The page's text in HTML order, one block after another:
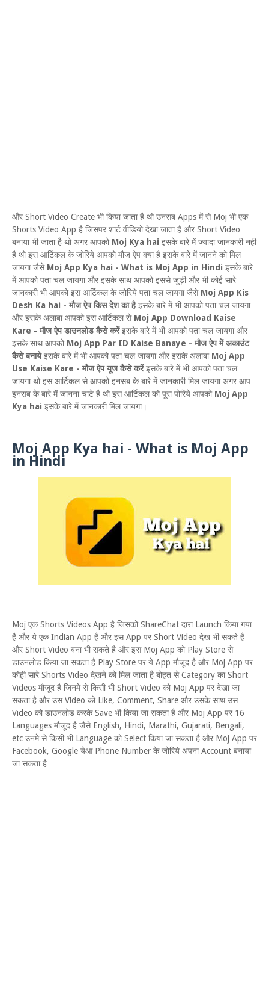
और Short Video Create भी किया जाता है थो उनसब Apps में से Moj भी एक
Shorts Video App है जिसपर शार्ट वीडियो देखा जाता है और Short Video
बनाया भी जाता है थो अगर आपको Moj Kya hai इसके बारे में ज्यादा जानकारी नही
है थो इस आर्टिकल के जोरिये आपको मौज ऐप क्या है इसके बारे में जानने को मिल
जायगा जैसे Moj App Kya hai - What is Moj App in Hindi इसके बारे
में आपको पता चल जायगा और इसके साथ आपको इससे जुड़ी और भी कोई सारे
जानकारी भी आपको इस आर्टिकल के जोरिये पता चल जायगा जैसे Moj App Kis
Desh Ka hai - मौज ऐप किस देश का हैइसके बारे में भी आपको पता चल जायगा
और इसके अलाबा आपको इस आर्टिकल से Moj App Download Kaise
Kare - मौज ऐप डाउनलोड कैसे करेंइसके बारे में भी आपको पता चल जायगा और
इसके साथ आपको Moj App Par ID Kaise Banaye - मौज ऐप में अकाउंट
कैसे बनायेइसके बारे में भी आपको पता चल जायगा और इसके अलाबा Moj App
Use Kaise Kare - मौज ऐप यूज कैसे करेंइसके बारे में भी आपको पता चल
जायगा थो इस आर्टिकल से आपको इनसब के बारे में जानकारी मिल जायगा अगर आप
इनसब के बारे में जानना चाटे है थो इस आर्टिकल को पूरा पोरिये आपको Moj App
Kya hai इसके बारे में जानकारी मिल जायगा।
Moj App Kya hai - What is Moj App
in Hindi
Moj एक Shorts Videos App है जिसको ShareChat दारा Launch किया गया
है और ये एक Indian App है और इस App पर Short Video देख भी सकते है
और Short Video बना भी सकते है और इस Moj App को Play Store से
डाउनलोड किया जा सकता है Play Store पर ये App मौजूद है और Moj App पर
कोही सारे Shorts Video देखने को मिल जाता है बोहत से Category का Short
Videos मौजूद है जिनमे से किसी भी Short Video को Moj App पर देखा जा
सकता है और उस Video को Like, Comment, Share और उसके साथ उस
Video को डाउनलोड करके Save भी किया जा सकता है और Moj App पर 16
Languages मौजूद है जैसे English, Hindi, Marathi, Gujarati, Bengali,
etc उनमे से किसी भी Language को Select किया जा सकता है और Moj App पर
Facebook, Google येआ Phone Number के जोरिये अपना Account बनाया
जा सकता है